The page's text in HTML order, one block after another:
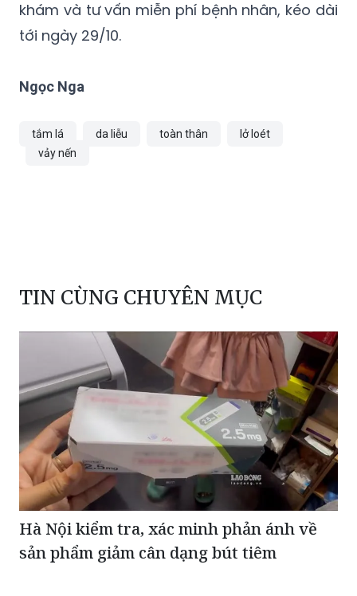
Hưởng ứng kỷ niệm Ngày vảy nến thế giới,
Bệnh viện da liễu Trung ương tổ chức tuần lễ
tới ngày 29/10.
Ngọc Nga
TIN CÙNG CHUYÊN MỤC